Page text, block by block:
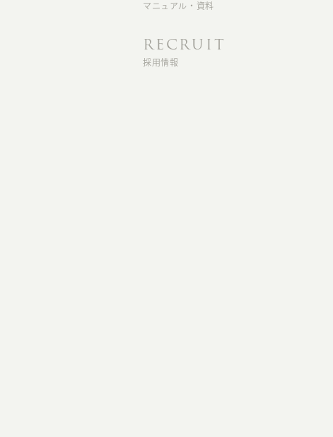
マニュアル・資料
RECRUIT
採用情報